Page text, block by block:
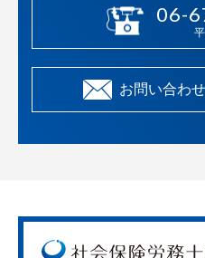
06-
お問い合わ